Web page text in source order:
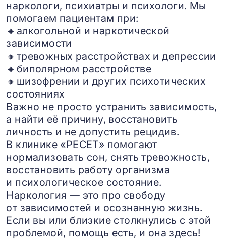
наркологи, психиатры и психологи. Мы
помогаем пациентам при:
🔸алкогольной и наркотической
зависимости
🔸тревожных расстройствах и депрессии
🔸биполярном расстройстве
🔸шизофрении и других психотических
состояниях
Важно не просто устранить зависимость,
а найти её причину, восстановить
личность и не допустить рецидив.
В клинике «РЕСЕТ» помогают
нормализовать сон, снять тревожность,
восстановить работу организма
и психологическое состояние.
Наркология — это про свободу
от зависимостей и осознанную жизнь.
Если вы или близкие столкнулись с этой
проблемой, помощь есть, и она здесь!